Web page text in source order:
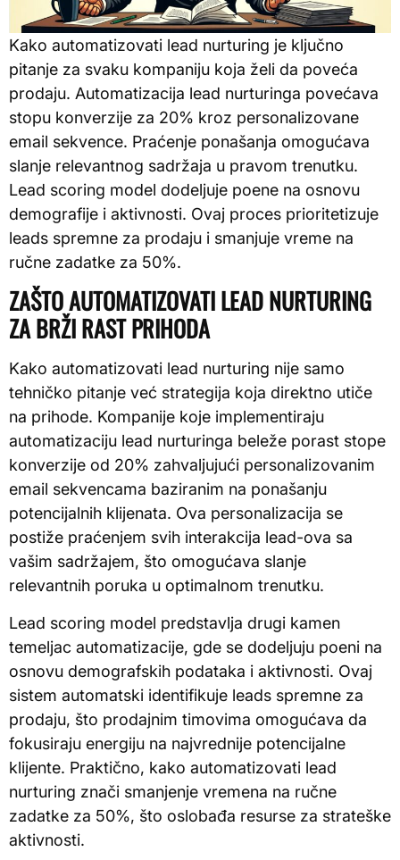
Kako automatizovati lead nurturing je ključno
pitanje za svaku kompaniju koja želi da poveća
prodaju. Automatizacija lead nurturinga povećava
stopu konverzije za 20% kroz personalizovane
email sekvence. Praćenje ponašanja omogućava
slanje relevantnog sadržaja u pravom trenutku.
Lead scoring model dodeljuje poene na osnovu
demografije i aktivnosti. Ovaj proces prioritetizuje
leads spremne za prodaju i smanjuje vreme na
ručne zadatke za 50%.
ZAŠTO AUTOMATIZOVATI LEAD NURTURING
ZA BRŽI RAST PRIHODA
Kako automatizovati lead nurturing nije samo
tehničko pitanje već strategija koja direktno utiče
na prihode. Kompanije koje implementiraju
automatizaciju lead nurturinga beleže porast stope
konverzije od 20% zahvaljujući personalizovanim
email sekvencama baziranim na ponašanju
potencijalnih klijenata. Ova personalizacija se
postiže praćenjem svih interakcija lead-ova sa
vašim sadržajem, što omogućava slanje
relevantnih poruka u optimalnom trenutku.
Lead scoring model predstavlja drugi kamen
temeljac automatizacije, gde se dodeljuju poeni na
osnovu demografskih podataka i aktivnosti. Ovaj
sistem automatski identifikuje leads spremne za
prodaju, što prodajnim timovima omogućava da
fokusiraju energiju na najvrednije potencijalne
klijente. Praktično, kako automatizovati lead
nurturing znači smanjenje vremena na ručne
zadatke za 50%, što oslobađa resurse za strateške
aktivnosti.